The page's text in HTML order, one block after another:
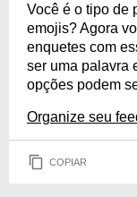
Você é o tipo de
emojis? Agora
enquetes com
ser uma palavra
opções podem
Organize seu
COPIAR